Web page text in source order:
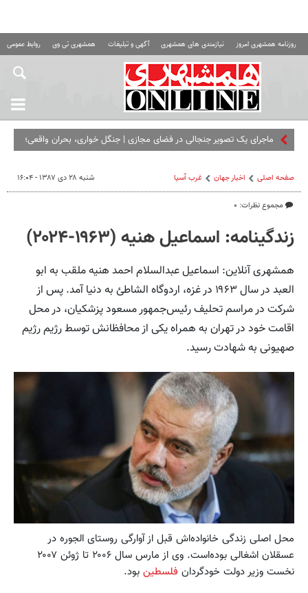
روزنامه همشهری امروز نیازمندی های همشهری آگهی و تبلیغات همشهری تی وی روابط عمومی
ماجرای یک تصویر جنجالی در فضای مجازی | جنگل‌ خواری، بحران واقعی؛
صفحه اصلی اخبار جهان غرب آسیا
مجموع نظرات: ۰
شنبه ۲۸ دی ۱۳۸۷ - ۱۶:۰۴
زندگینامه: اسماعیل هنیه (۱۹۶۳-۲۰۲۴)
همشهری آنلاین: اسماعیل عبدالسلام احمد هنیه ملقب به ابو
العبد در سال ۱۹۶۳ در غزه، اردوگاه الشاطئ به دنیا آمد. پس از
شرکت در مراسم تحلیف رئیس‌جمهور مسعود پزشکیان، در محل
اقامت خود در تهران به همراه یکی از محافظانش توسط رژیم رژیم
صهیونی به شهادت رسید.
محل اصلی زندگی خانواده‌اش قبل از آوارگی روستای الجوره در
عسقلان اشغالی بوده‌است. وی از مارس سال ۲۰۰۶ تا ژوئن ۲۰۰۷
نخست وزیر دولت خودگردان فلسطین بود.